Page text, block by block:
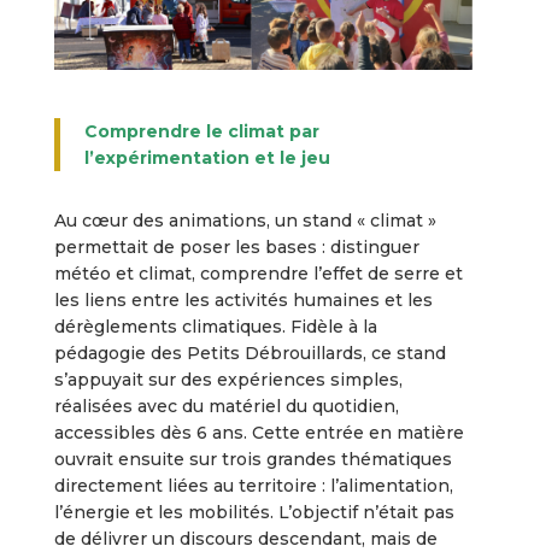
Comprendre le climat par
l’expérimentation et le jeu
Au cœur des animations, un stand « climat »
permettait de poser les bases : distinguer
météo et climat, comprendre l’effet de serre et
les liens entre les activités humaines et les
dérèglements climatiques. Fidèle à la
pédagogie des Petits Débrouillards, ce stand
s’appuyait sur des expériences simples,
réalisées avec du matériel du quotidien,
accessibles dès 6 ans. Cette entrée en matière
ouvrait ensuite sur trois grandes thématiques
directement liées au territoire : l’alimentation,
l’énergie et les mobilités. L’objectif n’était pas
de délivrer un discours descendant, mais de